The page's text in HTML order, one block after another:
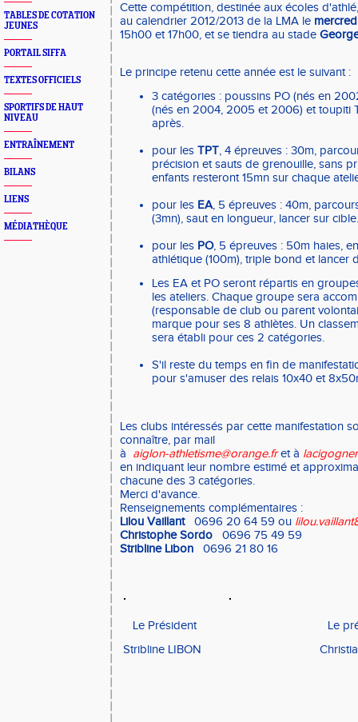
TABLES DE COTATION
JEUNES
PORTAIL SIFFA
TEXTES OFFICIELS
SPORTIFS DE HAUT
NIVEAU
ENTRAÎNEMENT
BILANS
LIENS
MÉDIATHÈQUE
Cette compétition, destinée aux écoles
au calendrier 2012/2013 de la LMA le
15h00 et 17h00, et se tiendra au stade
Le principe retenu cette année est le suivant :
3 catégories : poussins PO (nés en
(nés en 2004, 2005 et 2006) et toupiti
après.
pour les TPT, 4 épreuves : 30m,
précision et sauts de grenouille, sans
enfants resteront 15mn sur chaque
pour les EA, 5 épreuves : 40m,
(3mn), saut en longueur, lancer sur cible.
pour les PO, 5 épreuves : 50m haies,
athlétique (100m), triple bond et lancer
Les EA et PO seront répartis en
les ateliers. Chaque groupe sera
(responsable de club ou parent
marque pour ses 8 athlètes. Un
sera établi pour ces 2 catégories.
S'il reste du temps en fin de
pour s'amuser des relais 10x40 et
Les clubs intéressés par cette manifestation
connaître, par mail
à aiglon-athletisme@orange.fret à
en indiquant leur nombre estimé et
chacune des 3 catégories.
Merci d'avance.
Renseignements complémentaires :
Lilou Vaillant
0696 20 64 59 ou
Christophe Sordo 0696 75 49 59
Stribline Libon 0696 21 80 16
Le Président Le
Stribline LIBON Christian